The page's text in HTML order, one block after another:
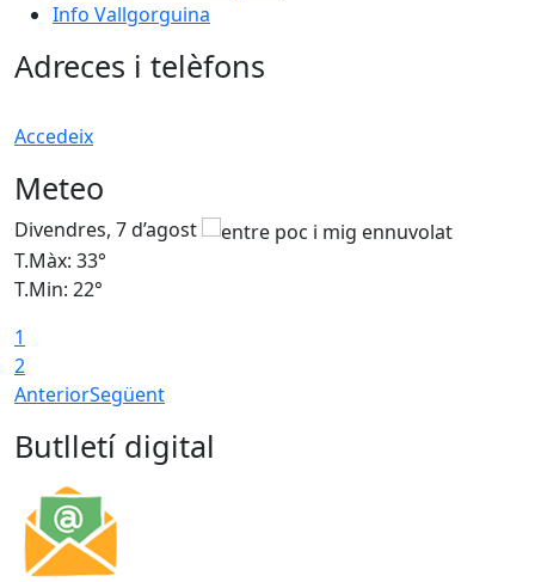
Info Vallgorguina
Adreces i telèfons
Accedeix
Meteo
Divendres, 7 d’agost
T.Màx: 33°
T.Min: 22°
1
2
AnteriorSegüent
Butlletí digital